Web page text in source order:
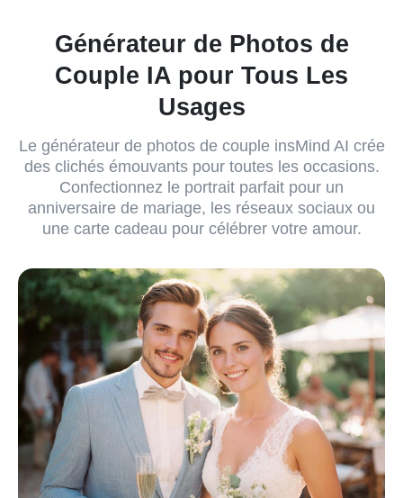
Générateur de Photos de
Couple IA pour Tous Les
Usages
Le générateur de photos de couple insMind AI crée
des clichés émouvants pour toutes les occasions.
Confectionnez le portrait parfait pour un
anniversaire de mariage, les réseaux sociaux ou
une carte cadeau pour célébrer votre amour.